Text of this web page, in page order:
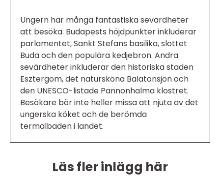
Ungern har många fantastiska sevärdheter
att besöka. Budapests höjdpunkter inkluderar
parlamentet, Sankt Stefans basilika, slottet
Buda och den populära kedjebron. Andra
sevärdheter inkluderar den historiska staden
Esztergom, det natursköna Balatonsjön och
den UNESCO-listade Pannonhalma klostret.
Besökare bör inte heller missa att njuta av det
ungerska köket och de berömda
termalbaden i landet.
Läs fler inlägg här